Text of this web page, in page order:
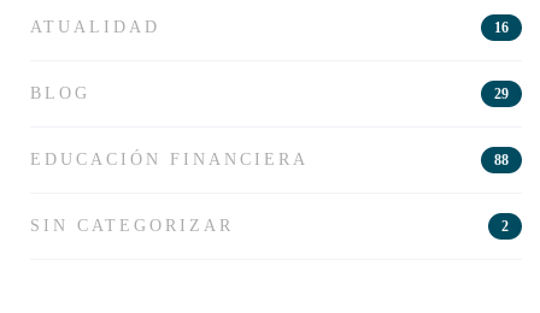
ATUALIDAD 16
BLOG 29
EDUCACIÓN FINANCIERA 88
SIN CATEGORIZAR 2